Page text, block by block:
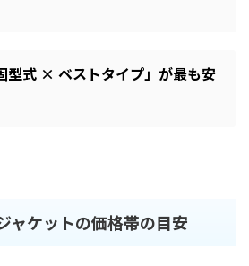
型式 × ベストタイプ」が最も安
ャケットの価格帯の目安